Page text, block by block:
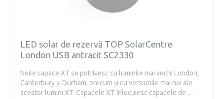
LED solar de rezervă TOP SolarCentre
London USB antracit SC2330
Noile capace XT se potrivesc cu luminile mai vechi London,
Canterbury și Durham, precum și cu versiunile mai noi ale
acestor lumini XT. Capacele XT înlocuiesc capacele de